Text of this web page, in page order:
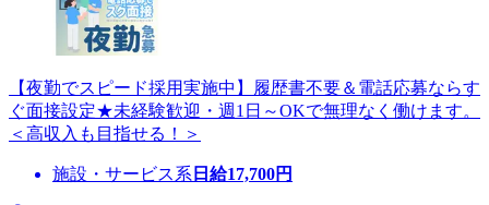
【夜勤でスピード採用実施中】履歴書不要＆電話応募ならす
ぐ面接設定★未経験歓迎・週1日～OKで無理なく働けます。
＜高収入も目指せる！＞
施設・サービス系 日給17,700円